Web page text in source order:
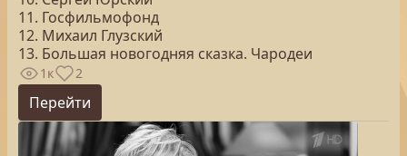
11. Госфильмофонд
12. Михаил Глузский
13. Большая новогодняя сказка. Чародеи
1к 2
Перейти